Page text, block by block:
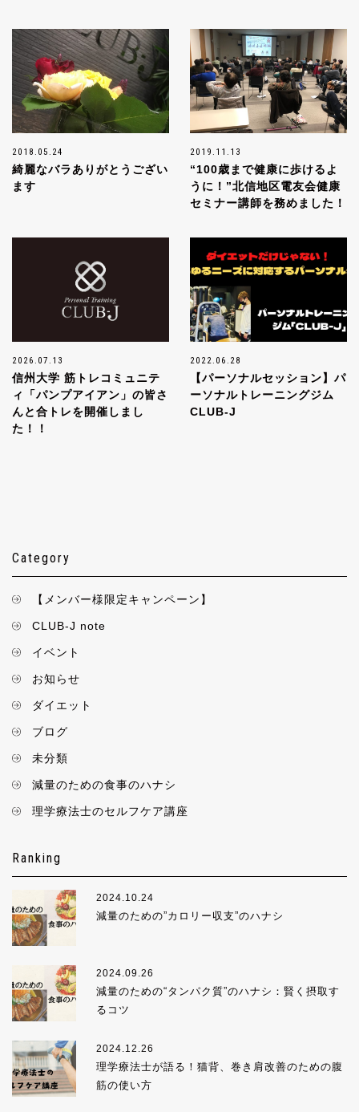
2018.05.24
綺麗なバラありがとうござい
ます
2019.11.13
“100歳まで健康に歩けるよ
うに！”北信地区電友会健康
セミナー講師を務めました！
2026.07.13
信州大学 筋トレコミュニテ
ィ「パンプアイアン」の皆さ
んと合トレを開催しまし
た！！
2022.06.28
【パーソナルセッション】パ
ーソナルトレーニングジム
CLUB-J
Category
【メンバー様限定キャンペーン】
CLUB-J note
イベント
お知らせ
ダイエット
ブログ
未分類
減量のための食事のハナシ
理学療法士のセルフケア講座
Ranking
2024.10.24
減量のための”カロリー収支”のハナシ
2024.09.26
減量のための“タンパク質”のハナシ：賢く摂取す
るコツ
2024.12.26
理学療法士が語る！猫背、巻き肩改善のための腹
筋の使い方